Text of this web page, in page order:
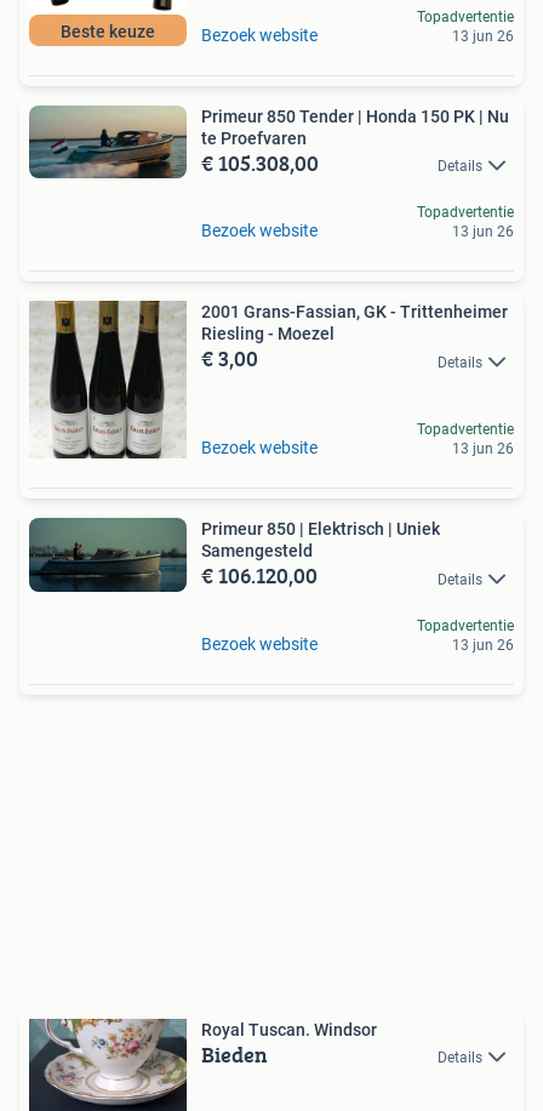
Beste keuze Bezoek website
Topadvertentie
13 jun 26
Primeur 850 Tender | Honda 150 PK | Nu
te Proefvaren
€ 105.308,00 Details
Bezoek website
Topadvertentie
13 jun 26
2001 Grans-Fassian, GK - Trittenheimer
Riesling - Moezel
€ 3,00 Details
Bezoek website
Topadvertentie
13 jun 26
Primeur 850 | Elektrisch | Uniek
Samengesteld
€ 106.120,00 Details
Bezoek website
Topadvertentie
13 jun 26
Royal Tuscan. Windsor
Bieden Details